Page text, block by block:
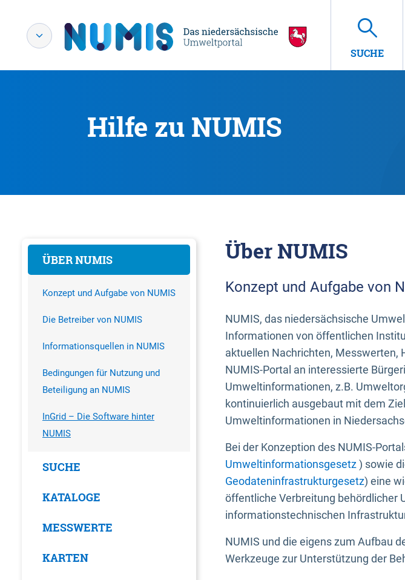
SUCHE
Hilfe zu NUMIS
ÜBER NUMIS
Konzept und Aufgabe von NUMIS
Die Betreiber von NUMIS
Informationsquellen in NUMIS
Bedingungen für Nutzung und
Beteiligung an NUMIS
InGrid – Die Software hinter
NUMIS
SUCHE
KATALOGE
MESSWERTE
KARTEN
Über NUMIS
Konzept und Aufgabe von
NUMIS, das niedersächsische
Informationen von öffentlichen
aktuellen Nachrichten,
NUMIS-Portal an interessierte
Umweltinformationen, z.B.
kontinuierlich ausgebaut mit dem
Umweltinformationen in
Bei der Konzeption des NUMIS-
Umweltinformationsgesetz) sowie
Geodateninfrastrukturgesetz) eine
öffentliche Verbreitung behördlicher
informationstechnischen
NUMIS und die eigens zum Aufbau
Werkzeuge zur Unterstützung der